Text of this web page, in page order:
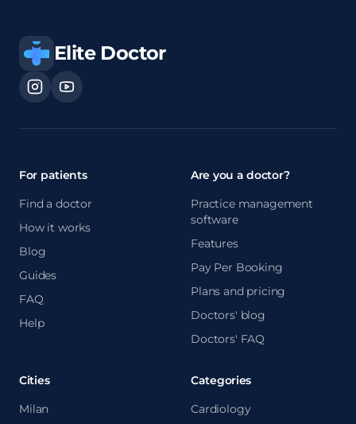
Elite Doctor
For patients
Find a doctor
How it works
Blog
Guides
FAQ
Help
Are you a doctor?
Practice management
software
Features
Pay Per Booking
Plans and pricing
Doctors' blog
Doctors' FAQ
Cities
Milan
Categories
Cardiology